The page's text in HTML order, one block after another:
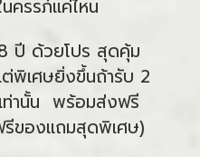
ครรภ์แค่ไหน
ปี ด้วยโปร สุดคุ้ม
พิเศษยิ่งขึ้นถ้ารับ 2
ท่านั้น พร้อมส่งฟรี
ของแถมสุดพิเศษ)